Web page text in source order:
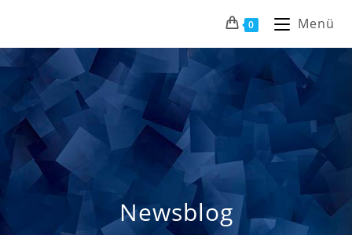
0 Menü
Newsblog